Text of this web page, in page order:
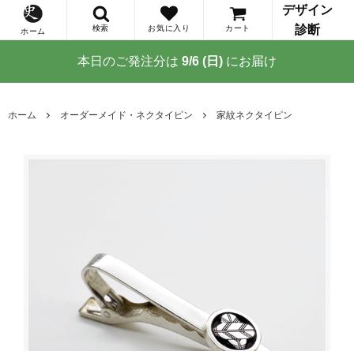
ホーム 検索 お気に入り カート
デザイン
診断
本日のご発注分は 9/6 (日) にお届け
ホーム オーダーメイド・ネクタイピン 家紋ネクタイピン